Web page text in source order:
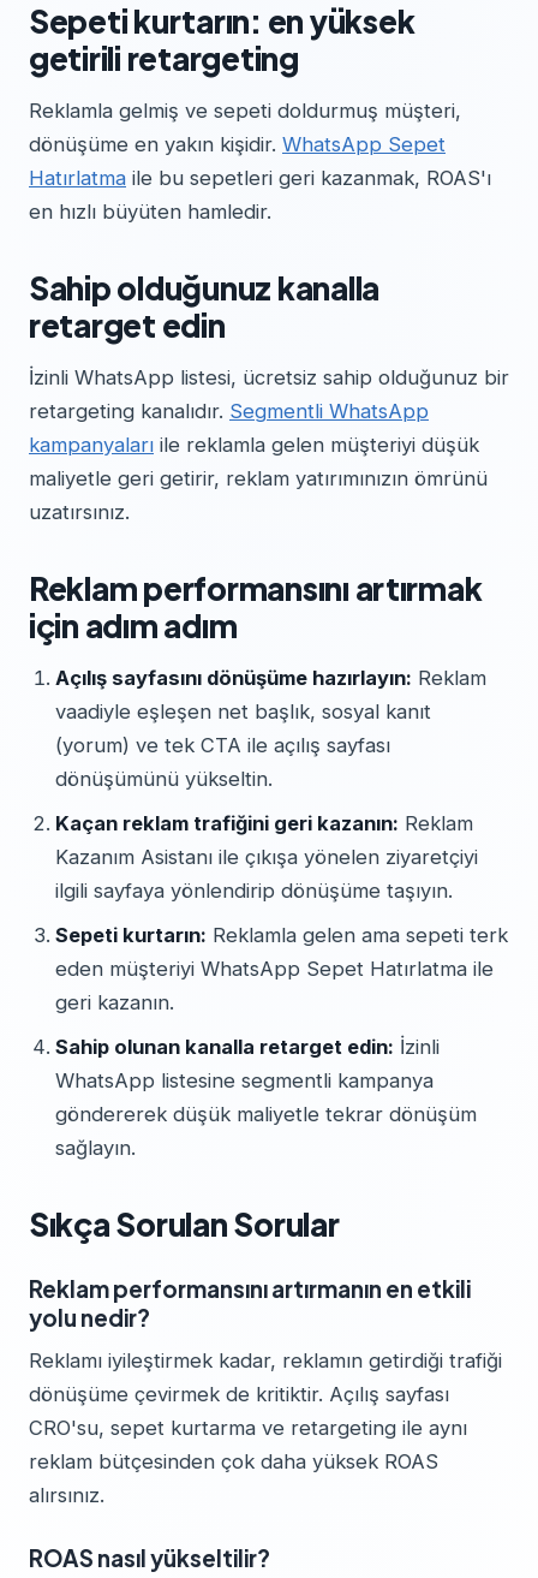
Sepeti kurtarın: en yüksek
getirili retargeting
Reklamla gelmiş ve sepeti doldurmuş müşteri,
dönüşüme en yakın kişidir. WhatsApp Sepet
Hatırlatma ile bu sepetleri geri kazanmak, ROAS'ı
en hızlı büyüten hamledir.
Sahip olduğunuz kanalla
retarget edin
İzinli WhatsApp listesi, ücretsiz sahip olduğunuz bir
retargeting kanalıdır. Segmentli WhatsApp
kampanyaları ile reklamla gelen müşteriyi düşük
maliyetle geri getirir, reklam yatırımınızın ömrünü
uzatırsınız.
Reklam performansını artırmak
için adım adım
Açılış sayfasını dönüşüme hazırlayın: Reklam
vaadiyle eşleşen net başlık, sosyal kanıt
(yorum) ve tek CTA ile açılış sayfası
dönüşümünü yükseltin.
Kaçan reklam trafiğini geri kazanın: Reklam
Kazanım Asistanı ile çıkışa yönelen ziyaretçiyi
ilgili sayfaya yönlendirip dönüşüme taşıyın.
Sepeti kurtarın: Reklamla gelen ama sepeti terk
eden müşteriyi WhatsApp Sepet Hatırlatma ile
geri kazanın.
Sahip olunan kanalla retarget edin: İzinli
WhatsApp listesine segmentli kampanya
göndererek düşük maliyetle tekrar dönüşüm
sağlayın.
Sıkça Sorulan Sorular
Reklam performansını artırmanın en etkili
yolu nedir?
Reklamı iyileştirmek kadar, reklamın getirdiği trafiği
dönüşüme çevirmek de kritiktir. Açılış sayfası
CRO'su, sepet kurtarma ve retargeting ile aynı
reklam bütçesinden çok daha yüksek ROAS
alırsınız.
ROAS nasıl yükseltilir?